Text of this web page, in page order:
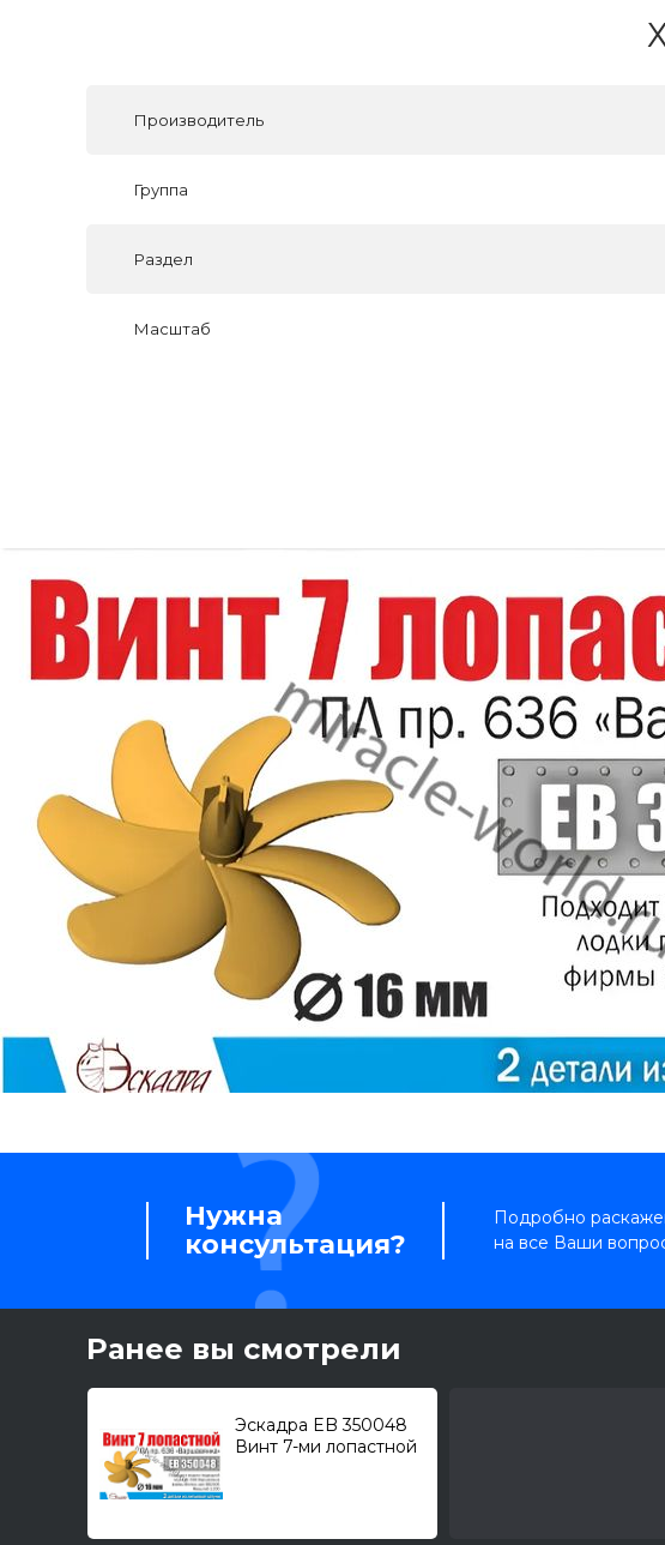
Производитель
Группа
Раздел
Масштаб
Нужна
консультация?
Подробно
на все Ваши
Ранее вы смотрели
Эскадра EB 350048
Винт 7-ми лопастной